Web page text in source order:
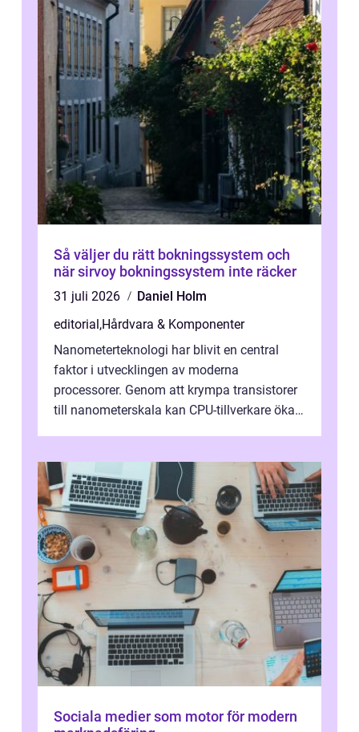
Så väljer du rätt bokningssystem och
när sirvoy bokningssystem inte räcker
31 juli 2026
Daniel Holm
editorial,Hårdvara & Komponenter
Nanometerteknologi har blivit en central
faktor i utvecklingen av moderna
processorer. Genom att krympa transistorer
till nanometerskala kan CPU-tillverkare öka
Sociala medier som motor för modern